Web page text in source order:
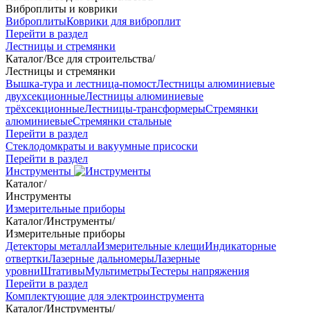
Виброплиты и коврики
ВиброплитыКоврики для виброплит
Перейти в раздел
Лестницы и стремянки
Каталог/Все для строительства/
Лестницы и стремянки
Вышка-тура и лестница-помостЛестницы алюминиевые
двухсекционныеЛестницы алюминиевые
трёхсекционныеЛестницы-трансформерыСтремянки
алюминиевыеСтремянки стальные
Перейти в раздел
Стеклодомкраты и вакуумные присоски
Перейти в раздел
Инструменты
Каталог/
Инструменты
Измерительные приборы
Каталог/Инструменты/
Измерительные приборы
Детекторы металлаИзмерительные клещиИндикаторные
отверткиЛазерные дальномерыЛазерные
уровниШтативыМультиметрыТестеры напряжения
Перейти в раздел
Комплектующие для электроинструмента
Каталог/Инструменты/